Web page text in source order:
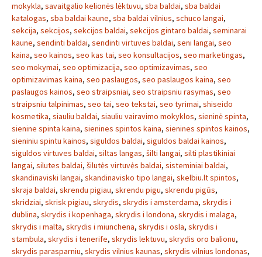
mokykla, savaitgalio kelionės lėktuvu, sba baldai, sba baldai
katalogas, sba baldai kaune, sba baldai vilnius, schuco langai,
sekcija, sekcijos, sekcijos baldai, sekcijos gintaro baldai, seminarai
kaune, sendinti baldai, sendinti virtuves baldai, seni langai, seo
kaina, seo kainos, seo kas tai, seo konsultacijos, seo marketingas,
seo mokymai, seo optimizacija, seo optimizavimas, seo
optimizavimas kaina, seo paslaugos, seo paslaugos kaina, seo
paslaugos kainos, seo straipsniai, seo straipsniu rasymas, seo
straipsniu talpinimas, seo tai, seo tekstai, seo tyrimai, shiseido
kosmetika, siauliu baldai, siauliu vairavimo mokyklos, sieninė spinta,
sienine spinta kaina, sienines spintos kaina, sienines spintos kainos,
sieniniu spintu kainos, siguldos baldai, siguldos baldai kainos,
siguldos virtuves baldai, siltas langas, šilti langai, silti plastikiniai
langai, silutes baldai, šilutės virtuvės baldai, sisteminiai baldai,
skandinaviski langai, skandinavisko tipo langai, skelbiu.lt spintos,
skraja baldai, skrendu pigiau, skrendu pigu, skrendu pigūs,
skridziai, skrisk pigiau, skrydis, skrydis i amsterdama, skrydis i
dublina, skrydis i kopenhaga, skrydis i londona, skrydis i malaga,
skrydis i malta, skrydis i miunchena, skrydis i osla, skrydis i
stambula, skrydis i tenerife, skrydis lektuvu, skrydis oro balionu,
skrydis parasparniu, skrydis vilnius kaunas, skrydis vilnius londonas,